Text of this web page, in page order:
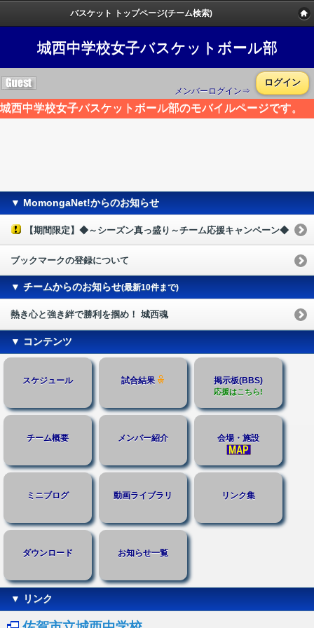
バスケット トップページ(チーム検索)
城西中学校女子バスケットボール部
メンバーログイン⇒
ログイン
城西中学校女子バスケットボール部のモバイルページです。
▼ MomongaNet!からのお知らせ
【期間限定】◆～シーズン真っ盛り～チーム応援キャンペーン◆
ブックマークの登録について
▼ チームからのお知らせ(最新10件まで)
熱き心と強き絆で勝利を掴め！ 城西魂
▼ コンテンツ
スケジュール 試合結果 掲示板(BBS)
応援はこちら!
チーム概要 メンバー紹介 会場・施設
ミニブログ 動画ライブラリ リンク集
ダウンロード お知らせ一覧
▼ リンク